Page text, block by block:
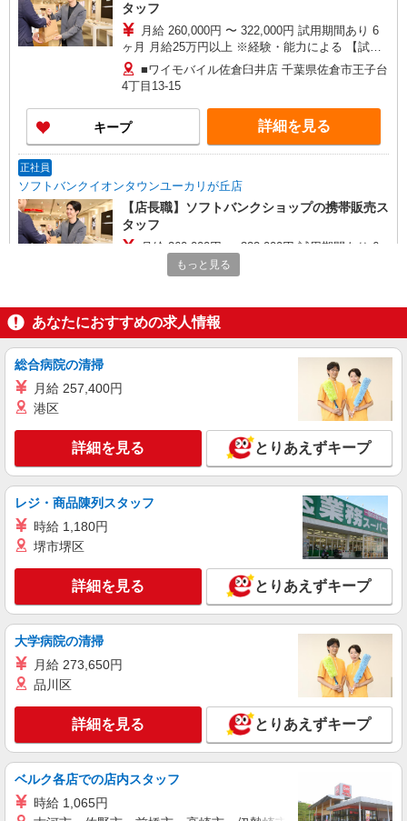
タッフ
月給 260,000円 〜 322,000円 試用期間あり 6
ヶ月 月給25万円以上 ※経験・能力による 【試用
期間】月給 260000 円 〜 322000 円
■ワイモバイル佐倉臼井店 千葉県佐倉市王子台
4丁目13‐15
キープ 詳細を見る
正社員
ソフトバンクイオンタウンユーカリが丘店
【店長職】ソフトバンクショップの携帯販売ス
タッフ
月給 260,000円 〜 322,000円 試用期間あり 6
ヶ月 月給25万円以上 ※経験・能力による 【試用
期間】月給 260000 円 〜 322000 円
ンユーカリが丘2階
詳細を見る
正社員
ワイモバイル佐倉臼井店
ワイモバイルショップの携帯販売スタッフ
月給 233,500円 〜 260,200円 固定残業代:
23,500円 〜 26,200円（15時間相当） ＊＿ 試用期
間あり 6ヶ月 月給25万円以上 ※経験・能力による
【試用期間】月給 233500 円 〜 260200 円
■ワイモバイル佐倉臼井店 千葉県佐倉市王子台
4丁目13‐15
詳細を見る
ソフトバンクイオンタウンユーカリが丘店
ソフトバンクショップの携帯販売スタッフ
月給 233,500円 〜 260,200円 固定残業代:
23,500円 〜 26,200円（15時間相当） ＊＿ 試用期
間あり 6ヶ月 月給25万円以上 ※経験・能力による
【試用期間】月給 233500 円 〜 260200 円
■ソフトバンクイオンタウンユーカリが丘店 千
葉県 佐倉市 西ユーカリが丘6丁目 12‐3イオンタウ
ンユーカリが丘2階
キープ 詳細を見る
契約社員
ソフトバンク販売契約社員【佐倉市エリア】
もっと見る
あなたにおすすめの求人情報
総合病院の清掃
月給 257,400円
港区
詳細を見る とりあえずキープ
レジ・商品陳列スタッフ
時給 1,180円
堺市堺区
詳細を見る とりあえずキープ
大学病院の清掃
月給 273,650円
品川区
詳細を見る とりあえずキープ
ベルク各店での店内スタッフ
時給 1,065円